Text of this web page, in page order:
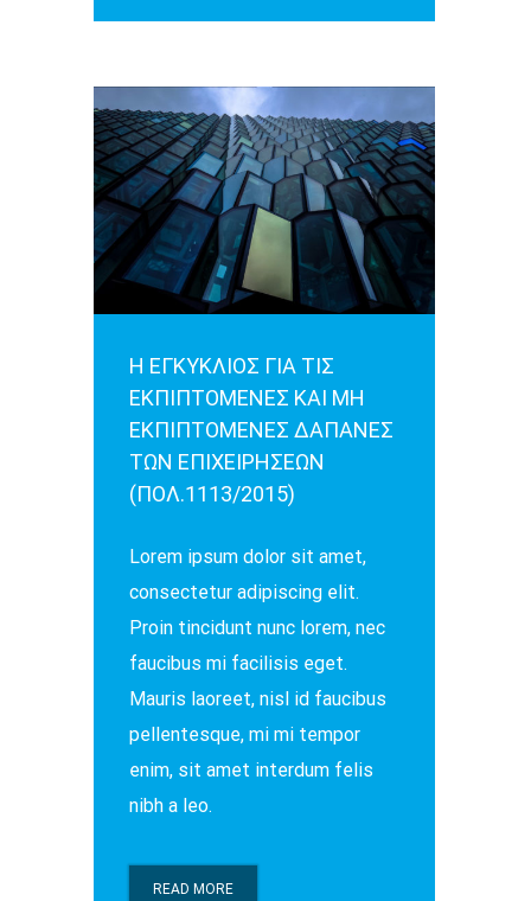
Η ΕΓΚΥΚΛΙΟΣ ΓΙΑ ΤΙΣ
ΕΚΠΙΠΤΟΜΕΝΕΣ ΚΑΙ ΜΗ
ΕΚΠΙΠΤΟΜΕΝΕΣ ΔΑΠΑΝΕΣ
ΤΩΝ ΕΠΙΧΕΙΡΗΣΕΩΝ
(ΠΟΛ.1113/2015)
Lorem ipsum dolor sit amet,
consectetur adipiscing elit.
Proin tincidunt nunc lorem, nec
faucibus mi facilisis eget.
Mauris laoreet, nisl id faucibus
pellentesque, mi mi tempor
enim, sit amet interdum felis
nibh a leo.
READ MORE